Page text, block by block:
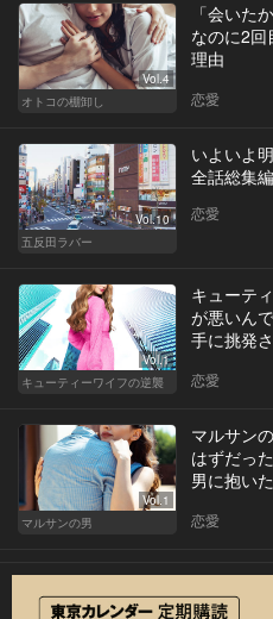
Vol.4
オトコの棚卸し
「会いた
なのに2回
理由
恋愛
Vol.10
五反田ラバー
いよいよ
全話総集編
恋愛
Vol.1
キューティーワイフの逆襲
キューテ
が悪いん
手に挑発
恋愛
Vol.1
マルサンの男
マルサン
はずだっ
男に抱い
恋愛